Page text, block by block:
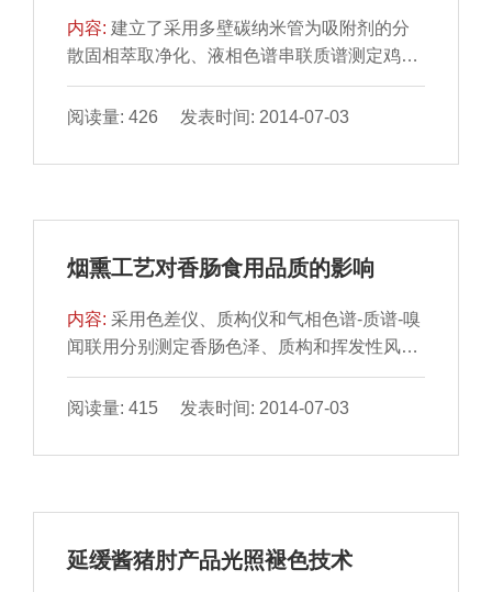
内容:建立了采用多壁碳纳米管为吸附剂的分
散固相萃取净化、液相色谱串联质谱测定鸡肉
中金刚烷胺残留量的方 法。鸡肉样品经乙酸乙
腈提取后，调节...
阅读量: 426 发表时间: 2014-07-03
烟熏工艺对香肠食用品质的影响
内容:采用色差仪、质构仪和气相色谱-质谱-嗅
闻联用分别测定香肠色泽、质构和挥发性风味
物质，研究木熏工 艺和液熏工艺对香肠食用品
质的影响。结...
阅读量: 415 发表时间: 2014-07-03
延缓酱猪肘产品光照褪色技术